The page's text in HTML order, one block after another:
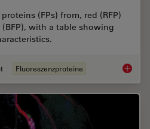
(FPs) from, red (RFP)
with a table showing
Fluoreszenzproteine